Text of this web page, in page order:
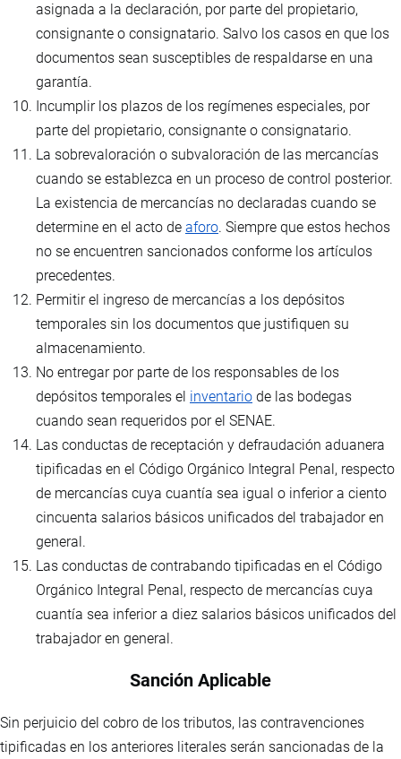
asignada a la declaración, por parte del propietario,
consignante o consignatario. Salvo los casos en que los
documentos sean susceptibles de respaldarse en una
garantía.
Incumplir los plazos de los regímenes especiales, por
parte del propietario, consignante o consignatario.
La sobrevaloración o subvaloración de las mercancías
cuando se establezca en un proceso de control posterior.
La existencia de mercancías no declaradas cuando se
determine en el acto de aforo. Siempre que estos hechos
no se encuentren sancionados conforme los artículos
precedentes.
Permitir el ingreso de mercancías a los depósitos
temporales sin los documentos que justifiquen su
almacenamiento.
No entregar por parte de los responsables de los
depósitos temporales el inventario de las bodegas
cuando sean requeridos por el SENAE.
Las conductas de receptación y defraudación aduanera
tipificadas en el Código Orgánico Integral Penal, respecto
de mercancías cuya cuantía sea igual o inferior a ciento
cincuenta salarios básicos unificados del trabajador en
general.
Las conductas de contrabando tipificadas en el Código
Orgánico Integral Penal, respecto de mercancías cuya
cuantía sea inferior a diez salarios básicos unificados del
trabajador en general.
Sanción Aplicable
Sin perjuicio del cobro de los tributos, las contravenciones
tipificadas en los anteriores literales serán sancionadas de la